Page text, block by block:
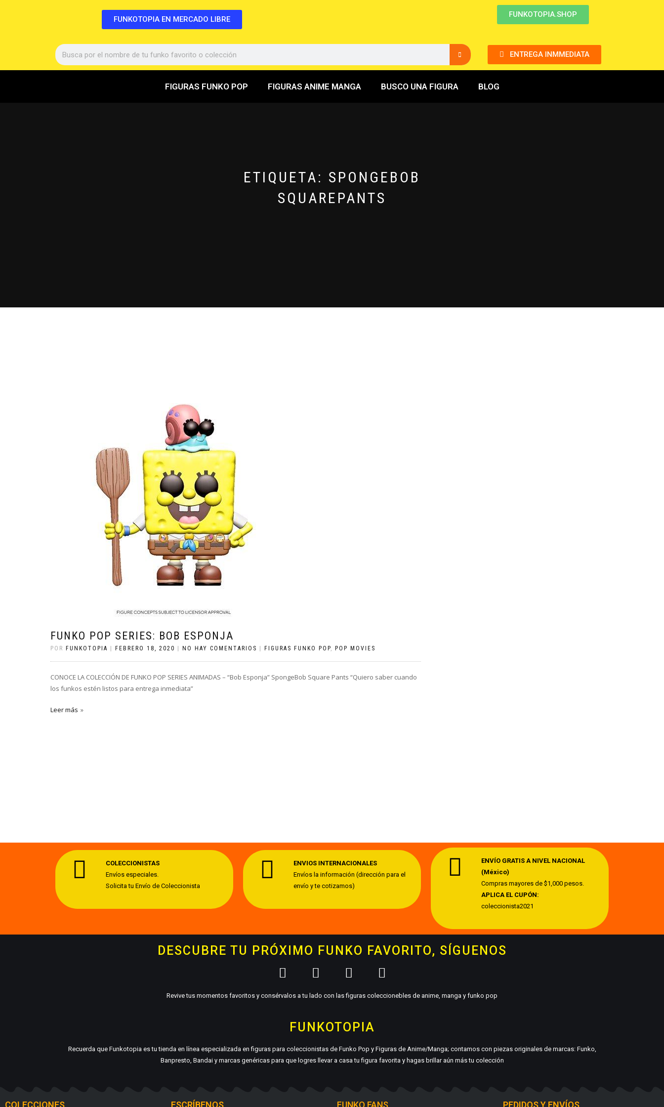
FUNKOTOPIA EN MERCADO LIBRE
FUNKOTOPIA.SHOP
ENTREGA INMMEDIATA
FIGURAS FUNKO POP FIGURAS ANIME MANGA BUSCO UNA FIGURA BLOG
ETIQUETA: SPONGEBOB
SQUAREPANTS
FUNKO POP SERIES: BOB ESPONJA
POR FUNKOTOPIA FEBRERO 18, 2020 NO HAY COMENTARIOS FIGURAS FUNKO POP, POP MOVIES
CONOCE LA COLECCIÓN DE FUNKO POP SERIES ANIMADAS – “Bob Esponja” SpongeBob Square Pants “Quiero saber cuando
los funkos estén listos para entrega inmediata”
Leer más
COLECCIONISTAS
Envíos especiales.
Solicita tu Envío de Coleccionista
ENVIOS INTERNACIONALES
Envíos la información (dirección para el
envío y te cotizamos)
ENVÍO GRATIS A NIVEL NACIONAL
(México)
Compras mayores de $1,000 pesos.
APLICA EL CUPÓN:
coleccionista2021
DESCUBRE TU PRÓXIMO FUNKO FAVORITO, SÍGUENOS
Revive tus momentos favoritos y consérvalos a tu lado con las figuras coleccionebles de anime, manga y funko pop
FUNKOTOPIA
Recuerda que Funkotopia es tu tienda en línea especializada en figuras para coleccionistas de Funko Pop y Figuras de Anime/Manga; contamos con piezas originales de marcas: Funko,
Banpresto, Bandai y marcas genéricas para que logres llevar a casa tu figura favorita y hagas brillar aún más tu colección
COLECCIONES ESCRÍBENOS FUNKO FANS PEDIDOS Y ENVÍOS